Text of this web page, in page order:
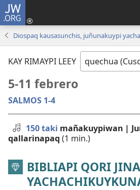
JW.ORG
KAY RIMAYPI LEEY
5-11 febrero
SALMOS 1-4
150 taki mañakuypiwan |
qallarinapaq (1 min.)
BIBLIAPI QORI JINA